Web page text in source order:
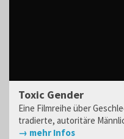
Toxic Gender
Eine Filmreihe über
tradierte, autoritäre
→ mehr Infos